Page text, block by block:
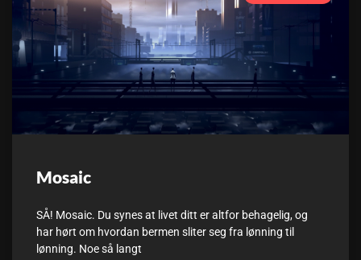
Mosaic
SÅ! Mosaic. Du synes at livet ditt er altfor behagelig, og
har hørt om hvordan bermen sliter seg fra lønning til
lønning. Noe så langt